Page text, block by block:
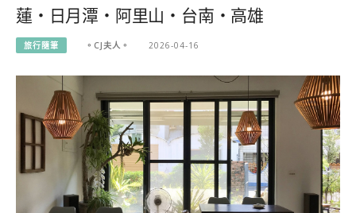
蓮・日月潭・阿里山・台南・高雄
旅行隨筆 。CJ夫人。 2026-04-16